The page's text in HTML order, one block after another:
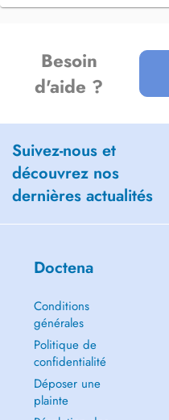
Besoin
d'aide ?
Suivez-nous et
découvrez nos
dernières actualités
Doctena
Conditions
générales
Politique de
confidentialité
Déposer une
plainte